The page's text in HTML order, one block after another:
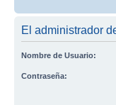
El administrador
Nombre de Usuario:
Contraseña: